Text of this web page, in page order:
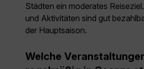
Städten ein moderates
und Aktivitäten sind gut
der Hauptsaison.
Welche